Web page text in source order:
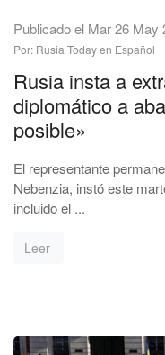
Publicado el Mar 26 May
Por: Rusia Today en Español
Rusia insta a
diplomático a
posible»
El representante
Nebenzia, instó este
incluido el ...
Leer